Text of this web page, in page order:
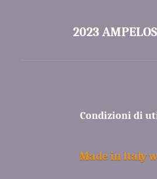
2023 AMPELOS
Condizioni di
Made in Italy